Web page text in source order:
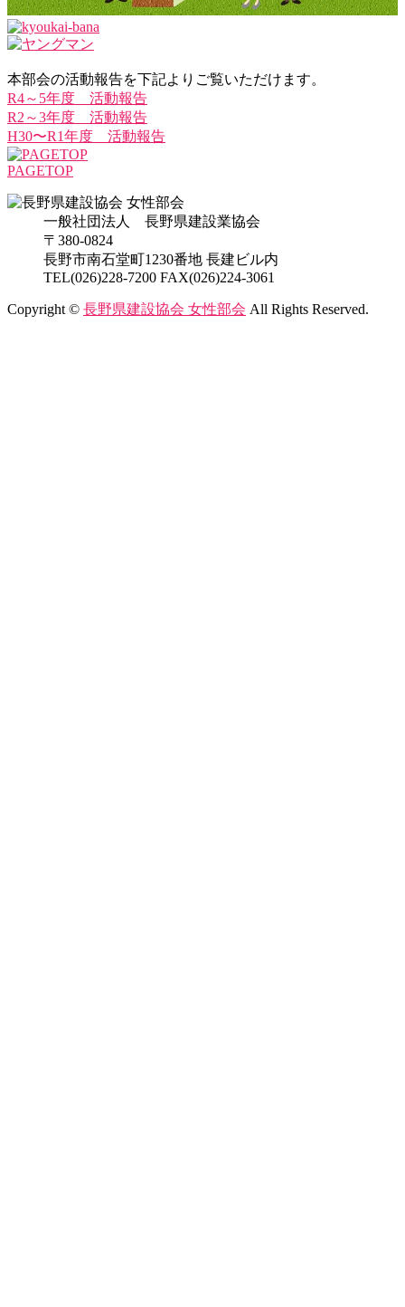
本部会の活動報告を下記よりご覧いただけます。
R4～5年度 活動報告
R2～3年度 活動報告
H30〜R1年度 活動報告
PAGETOP
一般社団法人 長野県建設業協会
〒380-0824
長野市南石堂町1230番地 長建ビル内
TEL(026)228-7200 FAX(026)224-3061
Copyright © 長野県建設協会 女性部会 All Rights Reserved.